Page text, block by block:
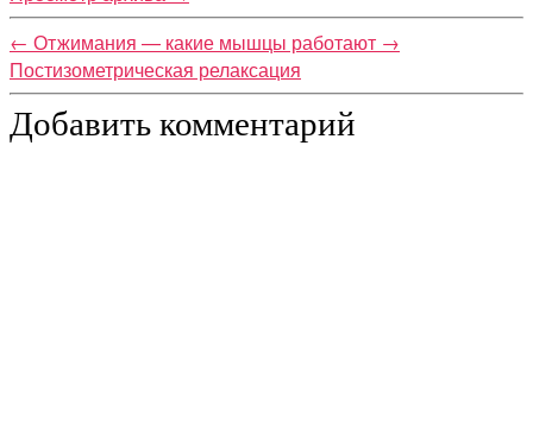
← Отжимания — какие мышцы работают →
Постизометрическая релаксация
Добавить комментарий